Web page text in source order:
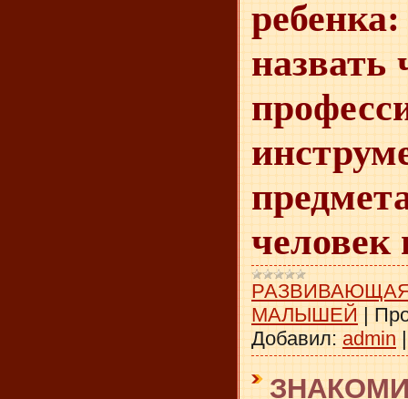
назвать
человек
МАЛЫШЕЙ |
Добавил: admin